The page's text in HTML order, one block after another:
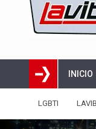
INICIO
LGBTI